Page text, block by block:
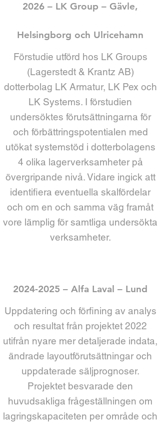
2026 – LK Group – Gävle,
Helsingborg och Ulricehamn
Förstudie utförd hos LK Groups
(Lagerstedt & Krantz AB)
dotterbolag LK Armatur, LK Pex och
LK Systems. I förstudien
undersöktes förutsättningarna för
och förbättringspotentialen med
utökat systemstöd i dotterbolagens
4 olika lagerverksamheter på
övergripande nivå. Vidare ingick att
identifiera eventuella skalfördelar
och om en och samma väg framåt
vore lämplig för samtliga undersökta
verksamheter.
​​​​2024-2025 – Alfa Laval – Lund
Uppdatering och förfining av analys
och resultat från projektet 2022
utifrån nyare mer detaljerade indata,
ändrade layoutförutsättningar och
uppdaterade säljprognoser.
Projektet besvarade den
huvudsakliga frågeställningen om
lagringskapaciteten per område och